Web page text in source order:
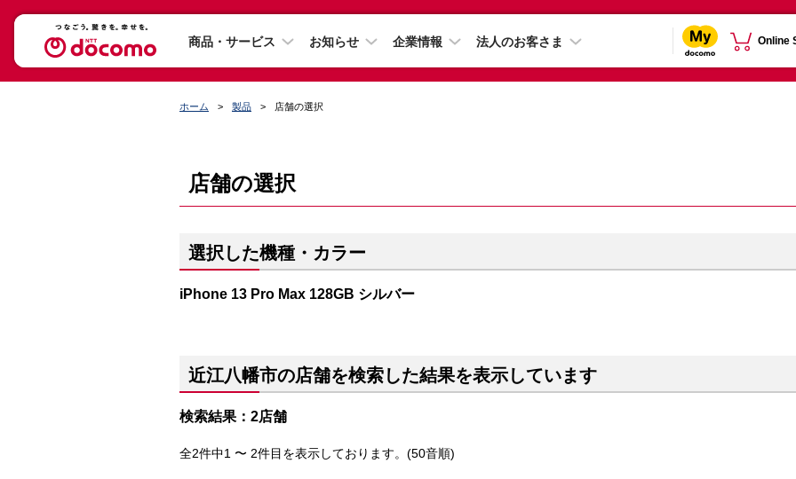
商品・サービス お知らせ 企業情報 法人のお客さま Online
ホーム 製品 店舗の選択
店舗の選択
選択した機種・カラー
iPhone 13 Pro Max 128GB シルバー
近江八幡市の店舗を検索した結果を表示しています
検索結果：2店舗
全2件中1 〜 2件目を表示しております。(50音順)